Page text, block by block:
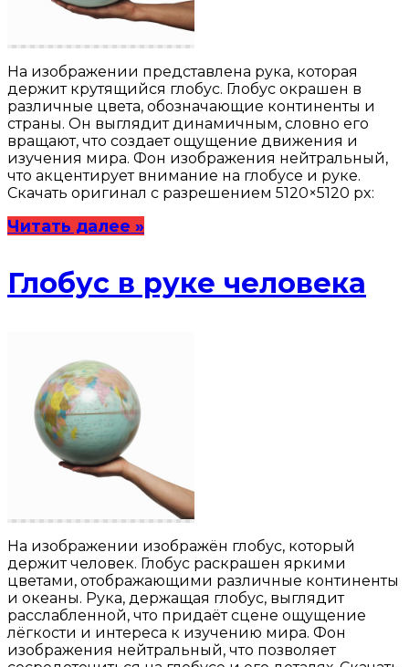
На изображении представлена рука, которая
держит крутящийся глобус. Глобус окрашен в
различные цвета, обозначающие континенты и
страны. Он выглядит динамичным, словно его
вращают, что создает ощущение движения и
изучения мира. Фон изображения нейтральный,
что акцентирует внимание на глобусе и руке.
Скачать оригинал с разрешением 5120×5120 px:
Читать далее »
Глобус в руке человека
На изображении изображён глобус, который
держит человек. Глобус раскрашен яркими
цветами, отображающими различные континенты
и океаны. Рука, держащая глобус, выглядит
расслабленной, что придаёт сцене ощущение
лёгкости и интереса к изучению мира. Фон
изображения нейтральный, что позволяет